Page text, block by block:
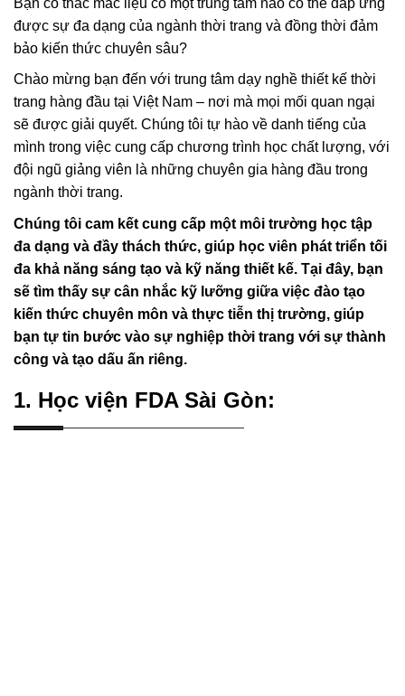
được sự đa dạng của ngành thời trang và đồng thời đảm
bảo kiến thức chuyên sâu?
Chào mừng bạn đến với trung tâm dạy nghề thiết kế thời
trang hàng đầu tại Việt Nam – nơi mà mọi mối quan ngại
sẽ được giải quyết. Chúng tôi tự hào về danh tiếng của
mình trong việc cung cấp chương trình học chất lượng, với
đội ngũ giảng viên là những chuyên gia hàng đầu trong
ngành thời trang.
Chúng tôi cam kết cung cấp một môi trường học tập
đa dạng và đầy thách thức, giúp học viên phát triển tối
đa khả năng sáng tạo và kỹ năng thiết kế. Tại đây, bạn
sẽ tìm thấy sự cân nhắc kỹ lưỡng giữa việc đào tạo
kiến thức chuyên môn và thực tiễn thị trường, giúp
bạn tự tin bước vào sự nghiệp thời trang với sự thành
công và tạo dấu ấn riêng.
1. Học viện FDA Sài Gòn: